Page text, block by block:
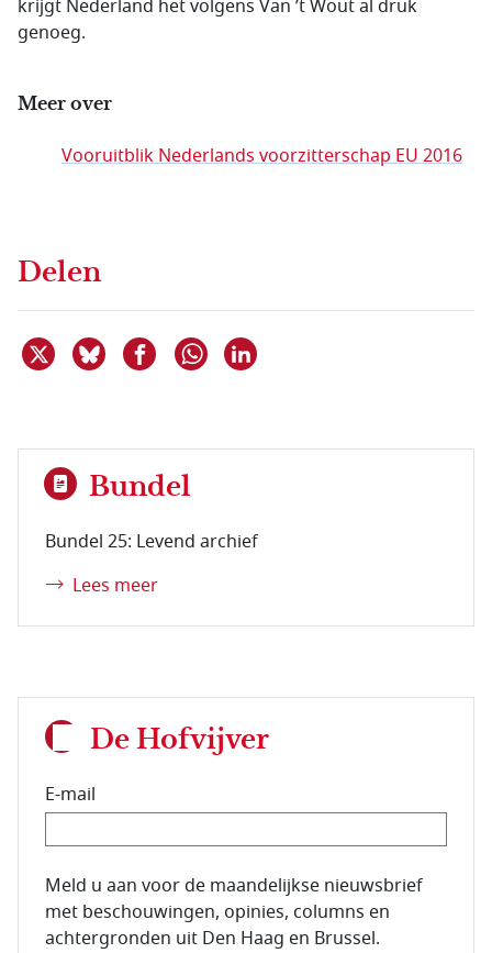
krijgt Nederland het volgens Van ’t Wout al druk
genoeg.
Meer over
Vooruitblik Nederlands voorzitterschap EU 2016
Delen
Deel dit item op X
Deel dit item op Bluesky
Deel dit item op Facebook
Delen via WhatsApp
Bundel
Bundel 25: Levend archief
Lees meer
De Hofvijver
E-mail
E-mailadres van de abonnee.
Meld u aan voor de maandelijkse nieuwsbrief
met beschouwingen, opinies, columns en
achtergronden uit Den Haag en Brussel.